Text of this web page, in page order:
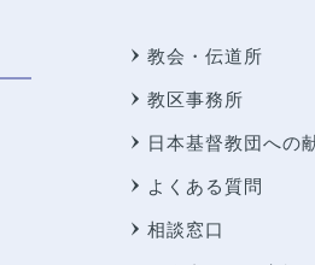
教会・伝道所
教区事務所
日本基督教団への
よくある質問
相談窓口